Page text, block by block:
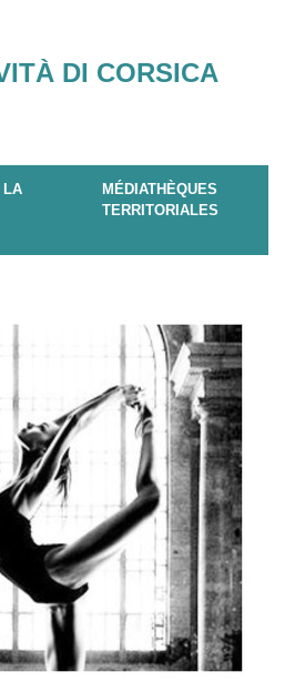
DI CORSICA
LA
MÉDIATHÈQUES
TERRITORIALES